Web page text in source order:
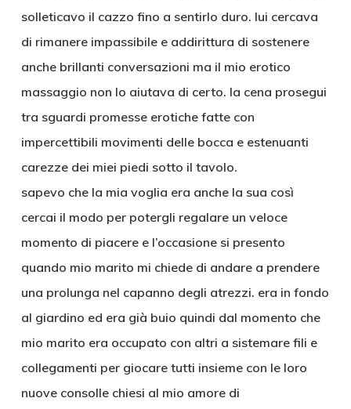
solleticavo il cazzo fino a sentirlo duro. lui cercava
di rimanere impassibile e addirittura di sostenere
anche brillanti conversazioni ma il mio erotico
massaggio non lo aiutava di certo. la cena prosegui
tra sguardi promesse erotiche fatte con
impercettibili movimenti delle bocca e estenuanti
carezze dei miei piedi sotto il tavolo.
sapevo che la mia voglia era anche la sua così
cercai il modo per potergli regalare un veloce
momento di piacere e l’occasione si presento
quando mio marito mi chiede di andare a prendere
una prolunga nel capanno degli atrezzi. era in fondo
al giardino ed era già buio quindi dal momento che
mio marito era occupato con altri a sistemare fili e
collegamenti per giocare tutti insieme con le loro
nuove consolle chiesi al mio amore di